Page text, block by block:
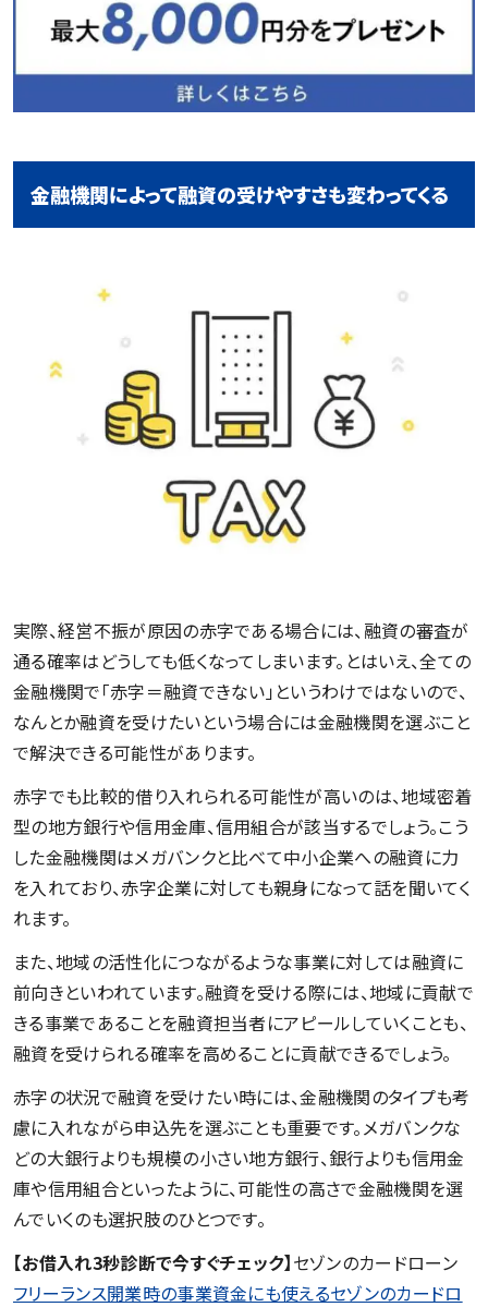
金融機関によって融資の受けやすさも変わってくる
実際、経営不振が原因の赤字である場合には、融資の審査が
通る確率はどうしても低くなってしまいます。とはいえ、全ての
金融機関で「赤字＝融資できない」というわけではないので、
なんとか融資を受けたいという場合には金融機関を選ぶこと
で解決できる可能性があります。
赤字でも比較的借り入れられる可能性が高いのは、地域密着
型の地方銀行や信用金庫、信用組合が該当するでしょう。こう
した金融機関はメガバンクと比べて中小企業への融資に力
を入れており、赤字企業に対しても親身になって話を聞いてく
れます。
また、地域の活性化につながるような事業に対しては融資に
前向きといわれています。融資を受ける際には、地域に貢献で
きる事業であることを融資担当者にアピールしていくことも、
融資を受けられる確率を高めることに貢献できるでしょう。
赤字の状況で融資を受けたい時には、金融機関のタイプも考
慮に入れながら申込先を選ぶことも重要です。メガバンクな
どの大銀行よりも規模の小さい地方銀行、銀行よりも信用金
庫や信用組合といったように、可能性の高さで金融機関を選
んでいくのも選択肢のひとつです。
【お借入れ3秒診断で今すぐチェック】セゾンのカードローン
フリーランス開業時の事業資金にも使えるセゾンのカードロ